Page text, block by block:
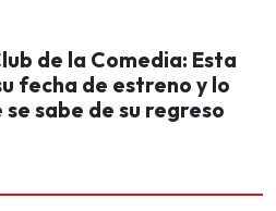
de la Comedia: Esta
fecha de estreno y lo
se sabe de su regreso